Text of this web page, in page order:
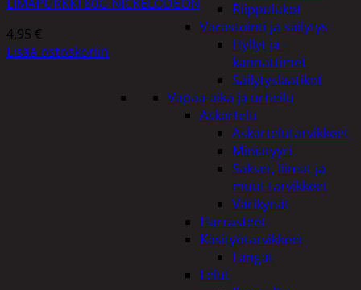
Riippulukot
Varastointi ja säilytys
Hyllyt ja -
kannattimet
Säilytyslaatikot
Vapaa-aika ja urheilu
Askartelu
Askartelutarvikkeet
Miniatyyri
Sakset, liimat ja
muut tarvikkeet
Värikynät
Harrasteet
Käsityötarvikkeet
Langat
Lelut
4,95 €
Lisää ostoskoriin